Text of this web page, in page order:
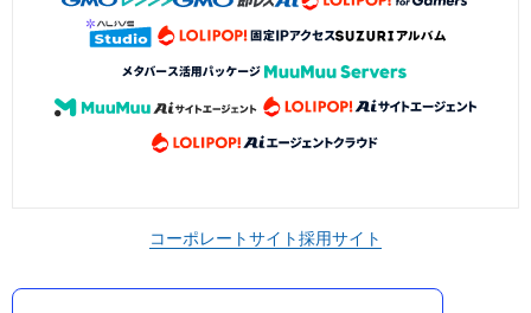
コーポレートサイト採用サイト